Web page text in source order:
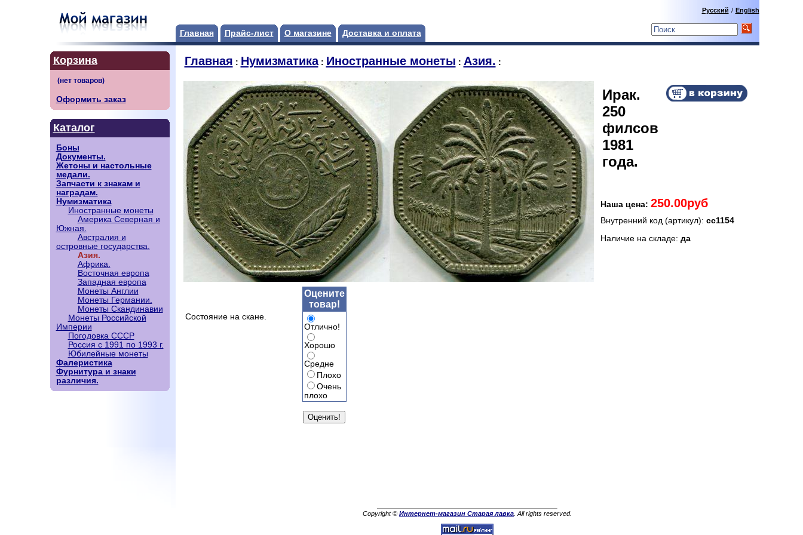
Главная Прайс-лист О магазине Доставка и оплата
Русский / English
Корзина
Оформить заказ
Каталог
Боны
Документы.
Жетоны и настольные
медали.
Запчасти к знакам и
наградам.
Нумизматика
Иностранные монеты
Америка Северная и
Южная.
Австралия и
островные государства.
Азия.
Африка.
Восточная европа
Западная европа
Монеты Англии
Монеты Германии.
Монеты Скандинавии
Монеты Российской
Империи
Погодовка СССР
Россия с 1991 по 1993 г.
Юбилейные монеты
Фалеристика
Фурнитура и знаки
различия.
Главная : Нумизматика: Иностранные монеты : Азия. :
Ирак.
250
филсов
1981
года.
Наша цена: 250.00руб
Внутренний код (артикул): сс1154
Наличие на складе: да
Состояние на скане.
Оцените
товар!
Отлично!
Хорошо
Средне
Плохо
Очень
плохо
Copyright © Интернет-магазин Старая лавка . All rights reserved.